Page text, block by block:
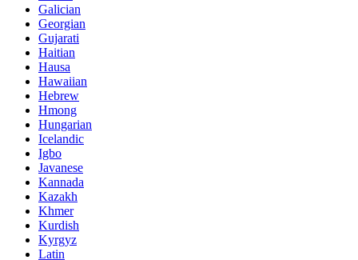
Galician
Georgian
Gujarati
Haitian
Hausa
Hawaiian
Hebrew
Hmong
Hungarian
Icelandic
Igbo
Javanese
Kannada
Kazakh
Khmer
Kurdish
Kyrgyz
Latin